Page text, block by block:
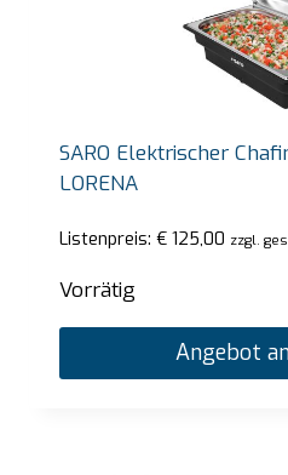
SARO Elektrischer
LORENA
Listenpreis: €125,00 zzgl.
Vorrätig
Angebot